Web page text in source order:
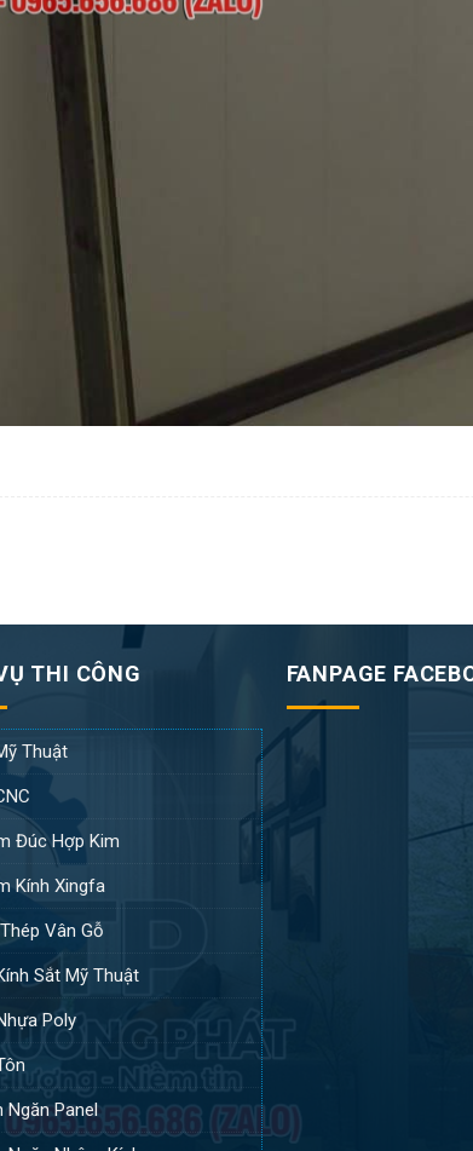
THI CÔNG
Thuật
Đúc Hợp Kim
Kính Xingfa
Vân Gỗ
Sắt Mỹ Thuật
Poly
Ngăn Panel
FANPAGE